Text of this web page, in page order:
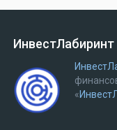
ИнвестЛабиринт
«